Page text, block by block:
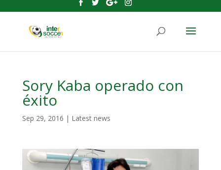
Sory Kaba operado con
éxito
Sep 29, 2016 | Latest news